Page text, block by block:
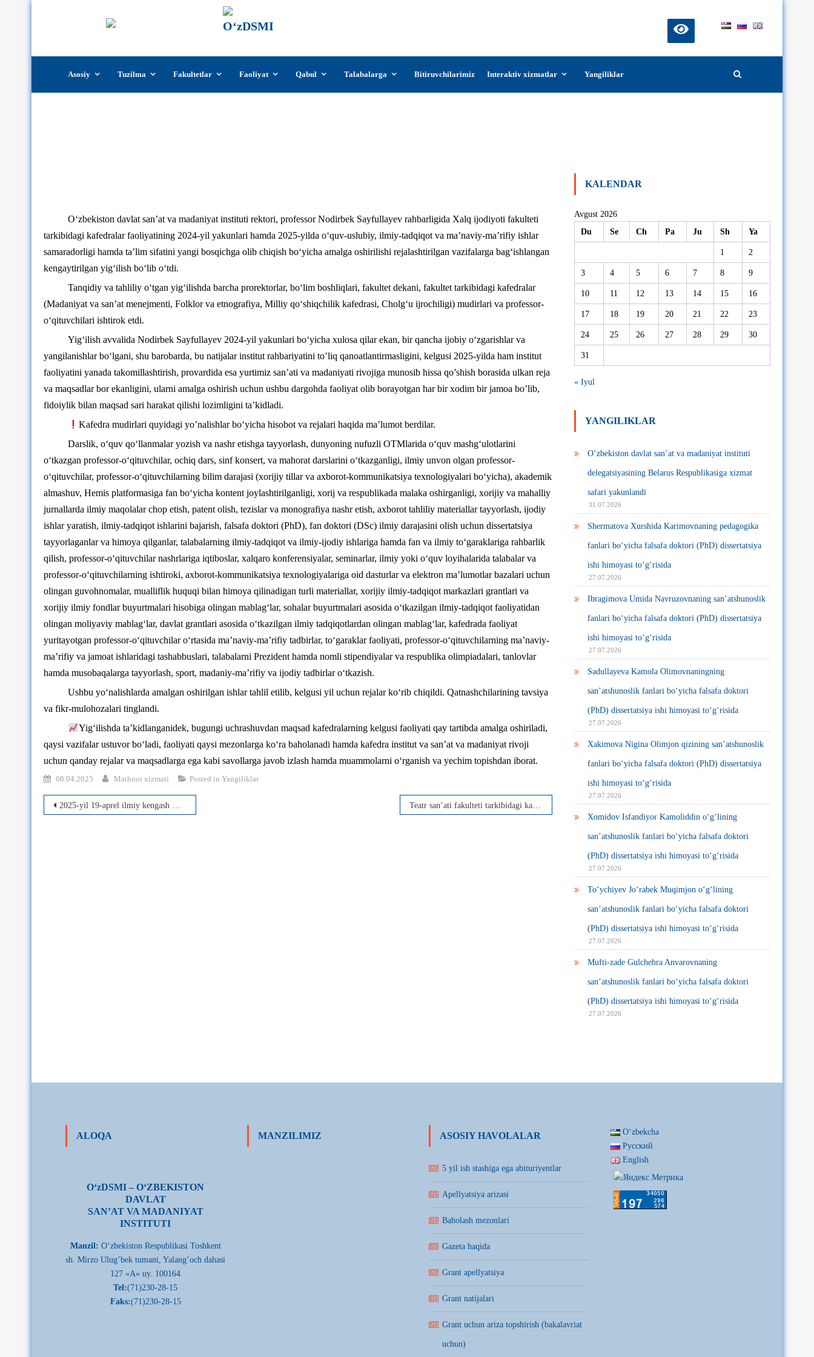
content
Asosiy Tuzilma Fakultetlar Faoliyat Qabul Talabalarga Bitiruvchilarimiz Interaktiv xizmatlar Yangiliklar
O‘zbekiston davlat san’at va madaniyat instituti rektori, professor Nodirbek Sayfullayev rahbarligida Xalq ijodiyoti fakulteti
tarkibidagi kafedralar faoliyatining 2024-yil yakunlari hamda 2025-yilda о‘quv-uslubiy, ilmiy-tadqiqot va ma’naviy-ma’rifiy ishlar
samaradorligi hamda ta’lim sifatini yangi bosqichga olib chiqish bо‘yicha amalga oshirilishi rejalashtirilgan vazifalarga bag‘ishlangan
kengaytirilgan yigʻilish boʻlib oʻtdi.
Tanqidiy va tahliliy o‘tgan yig‘ilishda barcha prorektorlar, bo‘lim boshliqlari, fakultet dekani, fakultet tarkibidagi kafedralar
(Madaniyat va san’at menejmenti, Folklor va etnografiya, Milliy qо‘shiqchilik kafedrasi, Cholg‘u ijrochiligi) mudirlari va professor-
o‘qituvchilari ishtirok etdi.
Yig‘ilish avvalida Nodirbek Sayfullayev 2024-yil yakunlari bo‘yicha xulosa qilar ekan, bir qancha ijobiy o‘zgarishlar va
yangilanishlar bo‘lgani, shu barobarda, bu natijalar institut rahbariyatini to’liq qanoatlantirmasligini, kelgusi 2025-yilda ham institut
faoliyatini yanada takomillashtirish, provardida esa yurtimiz san’ati va madaniyati rivojiga munosib hissa qo’shish borasida ulkan reja
va maqsadlar bor ekanligini, ularni amalga oshirish uchun ushbu dargohda faoliyat olib borayotgan har bir xodim bir jamoa bo’lib,
fidoiylik bilan maqsad sari harakat qilishi lozimligini ta’kidladi.
Kafedra mudirlari quyidagi yo’nalishlar bo‘yicha hisobot va rejalari haqida ma’lumot berdilar.
Darslik, о‘quv qо‘llanmalar yozish va nashr etishga tayyorlash, dunyoning nufuzli OTMlarida о‘quv mashg‘ulotlarini
о‘tkazgan professor-о‘qituvchilar, ochiq dars, sinf konsert, va mahorat darslarini о‘tkazganligi, ilmiy unvon olgan professor-
о‘qituvchilar, professor-о‘qituvchilarning bilim darajasi (xorijiy tillar va axborot-kommunikatsiya texnologiyalari bо‘yicha), akademik
almashuv, Hemis platformasiga fan bо‘yicha kontent joylashtirilganligi, xorij va respublikada malaka oshirganligi, xorijiy va mahalliy
jurnallarda ilmiy maqolalar chop etish, patent olish, tezislar va monografiya nashr etish, axborot tahliliy materiallar tayyorlash, ijodiy
ishlar yaratish, ilmiy-tadqiqot ishlarini bajarish, falsafa doktori (PhD), fan doktori (DSc) ilmiy darajasini olish uchun dissertatsiya
tayyorlaganlar va himoya qilganlar, talabalarning ilmiy-tadqiqot va ilmiy-ijodiy ishlariga hamda fan va ilmiy tо‘garaklariga rahbarlik
qilish, professor-о‘qituvchilar nashrlariga iqtiboslar, xalqaro konferensiyalar, seminarlar, ilmiy yoki о‘quv loyihalarida talabalar va
professor-о‘qituvchilarning ishtiroki, axborot-kommunikatsiya texnologiyalariga oid dasturlar va elektron ma’lumotlar bazalari uchun
olingan guvohnomalar, mualliflik huquqi bilan himoya qilinadigan turli materiallar, xorijiy ilmiy-tadqiqot markazlari grantlari va
xorijiy ilmiy fondlar buyurtmalari hisobiga olingan mablag‘lar, sohalar buyurtmalari asosida о‘tkazilgan ilmiy-tadqiqot faoliyatidan
olingan moliyaviy mablag‘lar, davlat grantlari asosida о‘tkazilgan ilmiy tadqiqotlardan olingan mablag‘lar, kafedrada faoliyat
yuritayotgan professor-о‘qituvchilar о‘rtasida ma’naviy-ma’rifiy tadbirlar, tо‘garaklar faoliyati, professor-о‘qituvchilarning ma’naviy-
ma’rifiy va jamoat ishlaridagi tashabbuslari, talabalarni Prezident hamda nomli stipendiyalar va respublika olimpiadalari, tanlovlar
hamda musobaqalarga tayyorlash, sport, madaniy-ma’rifiy va ijodiy tadbirlar о‘tkazish.
Ushbu yo‘nalishlarda amalgan oshirilgan ishlar tahlil etilib, kelgusi yil uchun rejalar ko‘rib chiqildi. Qatnashchilarining tavsiya
va fikr-mulohozalari tinglandi.
Yig‘ilishda ta’kidlanganidek, bugungi uchrashuvdan maqsad kafedralarning kelgusi faoliyati qay tartibda amalga oshiriladi,
qaysi vazifalar ustuvor bo‘ladi, faoliyati qaysi mezonlarga ko‘ra baholanadi hamda kafedra institut va san’at va madaniyat rivoji
uchun qanday rejalar va maqsadlarga ega kabi savollarga javob izlash hamda muammolarni o‘rganish va yechim topishdan iborat.
08.04.2025 Matbuot xizmati Posted in Yangiliklar
Post
2025-yil 19-aprel ilmiy kengash majlisi Teatr san’ati fakulteti tarkibidagi kafedralar faoliyatining 2024-yil yakunlari hamda 2025-yilda o‘quv-uslubiy, ilmiy-tadqiqot va ma’naviy-ma’rifiy ishlar samaradorligi hamda ta’lim sifatini yangi bosqichga olib chiqish bo‘yicha amalga oshirilishi rejalashtirilgan vazifalarga bag‘ishlangan kengaytirilgan yigʻilish boʻlib oʻtdi.
KALENDAR
Avgust 2026
Du
Se Ch Pa Ju Sh Ya
1 2
3 4 5 6 7 8 9
10 11 12 13 14 15 16
17 18 19 20 21 22 23
24 25 26 27 28 29 30
31
« Iyul
YANGILIKLAR
O‘zbekiston davlat san’at va madaniyat instituti
delegatsiyasining Belarus Respublikasiga xizmat
safari yakunlandi
31.07.2026
Shermatova Xurshida Karimovnaning pedagogika
fanlari bo‘yicha falsafa doktori (PhD) dissertatsiya
ishi himoyasi to‘g‘risida
27.07.2026
Ibragimova Umida Navruzovnaning san’atshunoslik
fanlari bo‘yicha falsafa doktori (PhD) dissertatsiya
ishi himoyasi to‘g‘risida
27.07.2026
Sadullayeva Kamola Olimovnaningning
san’atshunoslik fanlari bo‘yicha falsafa doktori
(PhD) dissertatsiya ishi himoyasi to‘g‘risida
27.07.2026
Xakimova Nigina Olimjon qizining san’atshunoslik
fanlari bo‘yicha falsafa doktori (PhD) dissertatsiya
ishi himoyasi to‘g‘risida
27.07.2026
Xomidov Isfandiyor Kamoliddin o‘g‘lining
san’atshunoslik fanlari bo‘yicha falsafa doktori
(PhD) dissertatsiya ishi himoyasi to‘g‘risida
27.07.2026
To‘ychiyev Jo‘rabek Muqimjon o‘g‘lining
san’atshunoslik fanlari bo‘yicha falsafa doktori
(PhD) dissertatsiya ishi himoyasi to‘g‘risida
27.07.2026
Mufti-zade Gulchehra Anvarovnaning
san’atshunoslik fanlari bo‘yicha falsafa doktori
(PhD) dissertatsiya ishi himoyasi to‘g‘risida
27.07.2026
ALOQA
О‘zDSMI – О‘ZBEKISTON
DAVLAT
SAN’AT VA MADANIYAT
INSTITUTI
Manzil: О‘zbekiston Respublikasi Toshkent
sh. Mirzo Ulug’bek tumani, Yalang’och dahasi
127 «A» uy. 100164
Tel:(71)230-28-15
Faks:(71)230-28-15
MANZILIMIZ ASOSIY HAVOLALAR
5 yil ish stashiga ega abituriyentlar
Apellyatsiya arizasi
Baholash mezonlari
Gazeta haqida
Grant apellyatsiya
Grant natijalari
Grant uchun ariza topshirish (bakalavriat
uchun)
Oʻzbekcha
Русский
English